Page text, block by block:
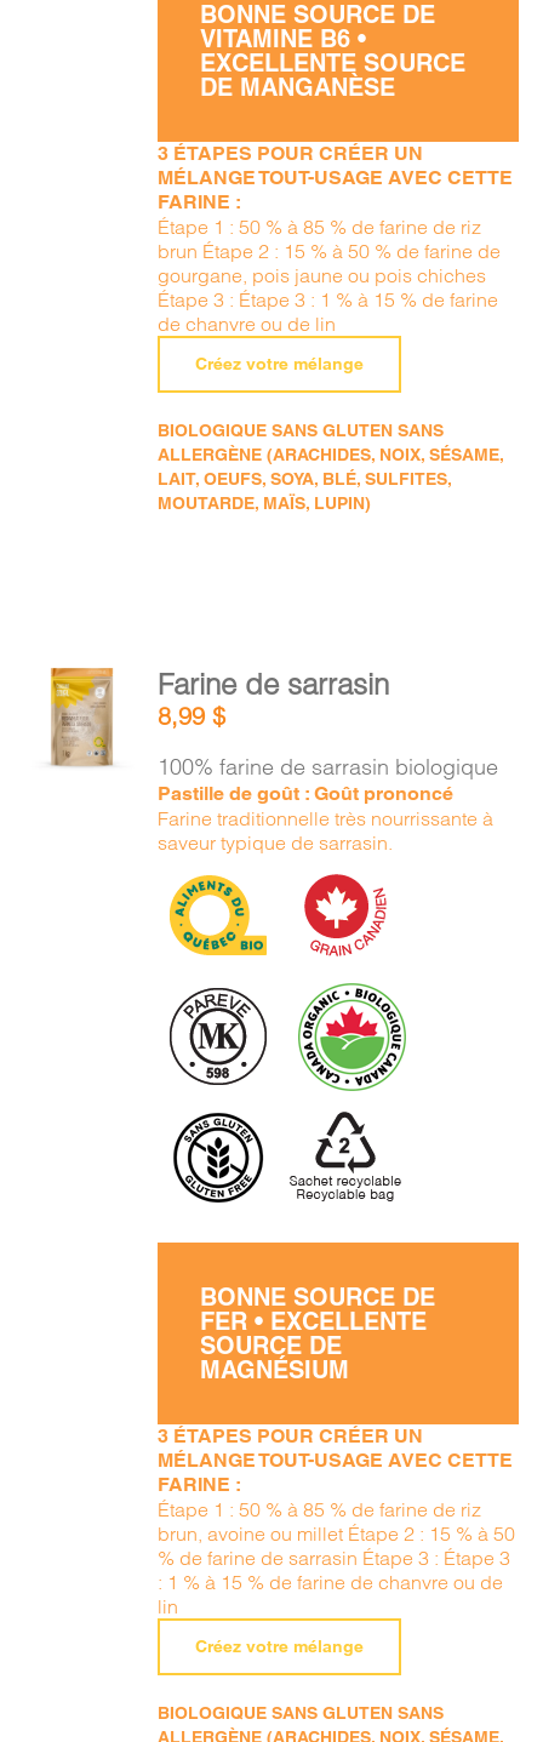
BONNE SOURCE DE
VITAMINE B6 •
EXCELLENTE SOURCE
DE MANGANÈSE
3 ÉTAPES POUR CRÉER UN
MÉLANGE TOUT-USAGE AVEC CETTE
FARINE :
Étape 1 : 50 % à 85 % de farine de riz
brun Étape 2 : 15 % à 50 % de farine de
gourgane, pois jaune ou pois chiches
Étape 3 : Étape 3 : 1 % à 15 % de farine
de chanvre ou de lin
Créez votre mélange
BIOLOGIQUE SANS GLUTEN SANS
ALLERGÈNE (ARACHIDES, NOIX, SÉSAME,
LAIT, OEUFS, SOYA, BLÉ, SULFITES,
MOUTARDE, MAÏS, LUPIN)
AJOUTER
AU
PANIER
Farine de sarrasin
8,99$
100% farine de sarrasin biologique
Pastille de goût : Goût prononcé
Farine traditionnelle très nourrissante à
saveur typique de sarrasin.
BONNE SOURCE DE
FER • EXCELLENTE
SOURCE DE
MAGNÉSIUM
3 ÉTAPES POUR CRÉER UN
MÉLANGE TOUT-USAGE AVEC CETTE
FARINE :
Étape 1 : 50 % à 85 % de farine de riz
brun, avoine ou millet Étape 2 : 15 % à 50
% de farine de sarrasin Étape 3 : Étape 3
: 1 % à 15 % de farine de chanvre ou de
lin
Créez votre mélange
BIOLOGIQUE SANS GLUTEN SANS
ALLERGÈNE (ARACHIDES, NOIX, SÉSAME,